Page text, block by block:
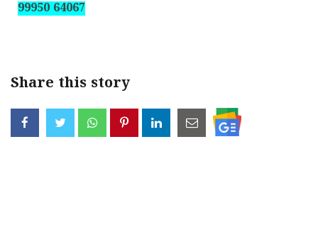
99950 64067
Share this story